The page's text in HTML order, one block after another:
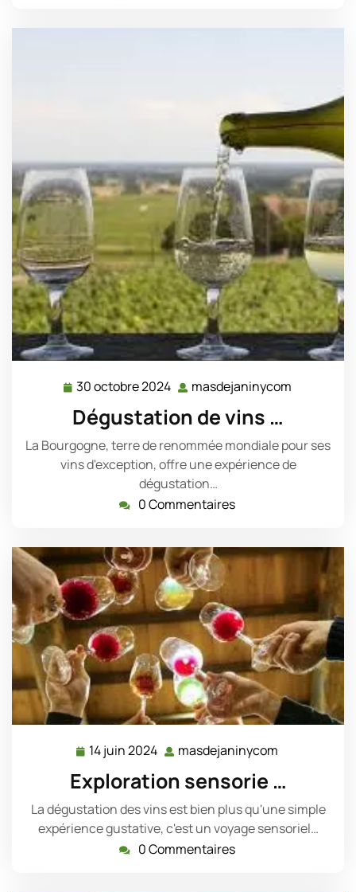
30 octobre 2024 30
octobre
2024
masdejaninycom
Dégustation de vins …
La Bourgogne, terre de renommée mondiale pour ses
vins d'exception, offre une expérience de
dégustation…
0 Commentaires
14 juin 2024 14
2024
masdejaninycom
Exploration sensorie …
La dégustation des vins est bien plus qu'une simple
expérience gustative, c'est un voyage sensoriel…
0 Commentaires